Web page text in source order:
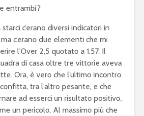
entrambi?
c’erano diversi indicatori in
c’erano due elementi che mi
l’Over 2,5 quotato a 1.57. Il
di casa oltre tre vittorie aveva
Ora, è vero che l’ultimo incontro
tra l’altro pesante, e che
ad esserci un risultato positivo,
un pericolo. Al massimo più che